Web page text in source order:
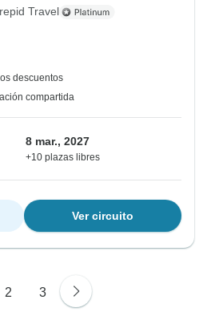
Travel
descuentos
compartida
8 mar., 2027
+10 plazas libres
Ver circuito
2 3